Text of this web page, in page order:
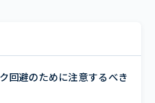
回避のために注意するべき